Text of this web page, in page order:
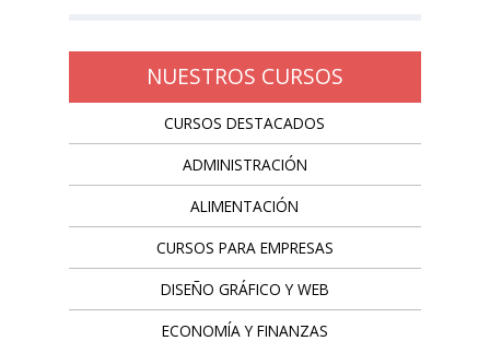
NUESTROS CURSOS
CURSOS DESTACADOS
ADMINISTRACIÓN
ALIMENTACIÓN
CURSOS PARA EMPRESAS
DISEÑO GRÁFICO Y WEB
ECONOMÍA Y FINANZAS